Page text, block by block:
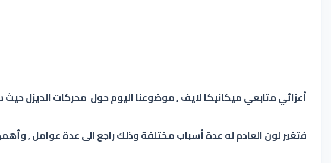
أعزائي متابعي ميكانيكا لايف , موضوعنا اليوم حول محركات الديزل
فتغير لون العادم له عدة أسباب مختلفة وذلك راجع الى عدة عوامل ,